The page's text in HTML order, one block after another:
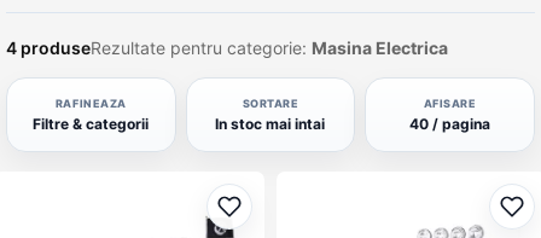
4 produseRezultate pentru categorie: Masina Electrica
RAFINEAZA
Filtre & categorii
SORTARE
In stoc mai intai
AFISARE
40 / pagina
Adaugă la favorite